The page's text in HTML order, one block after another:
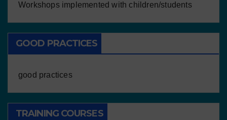
Workshops implemented with children/students
GOOD PRACTICES
good practices
TRAINING COURSES